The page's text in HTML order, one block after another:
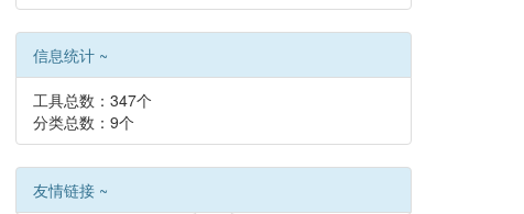
信息统计 ~
工具总数：347个
分类总数：9个
友情链接 ~